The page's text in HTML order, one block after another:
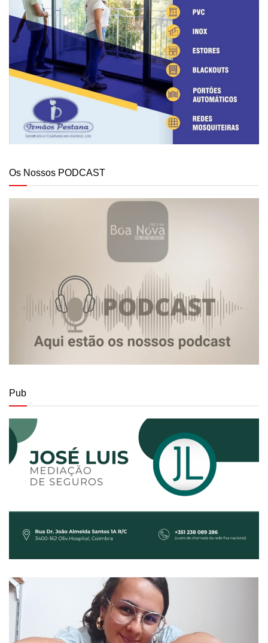
Os Nossos PODCAST
Pub